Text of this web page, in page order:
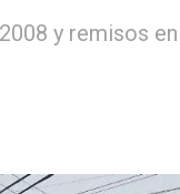
y remisos